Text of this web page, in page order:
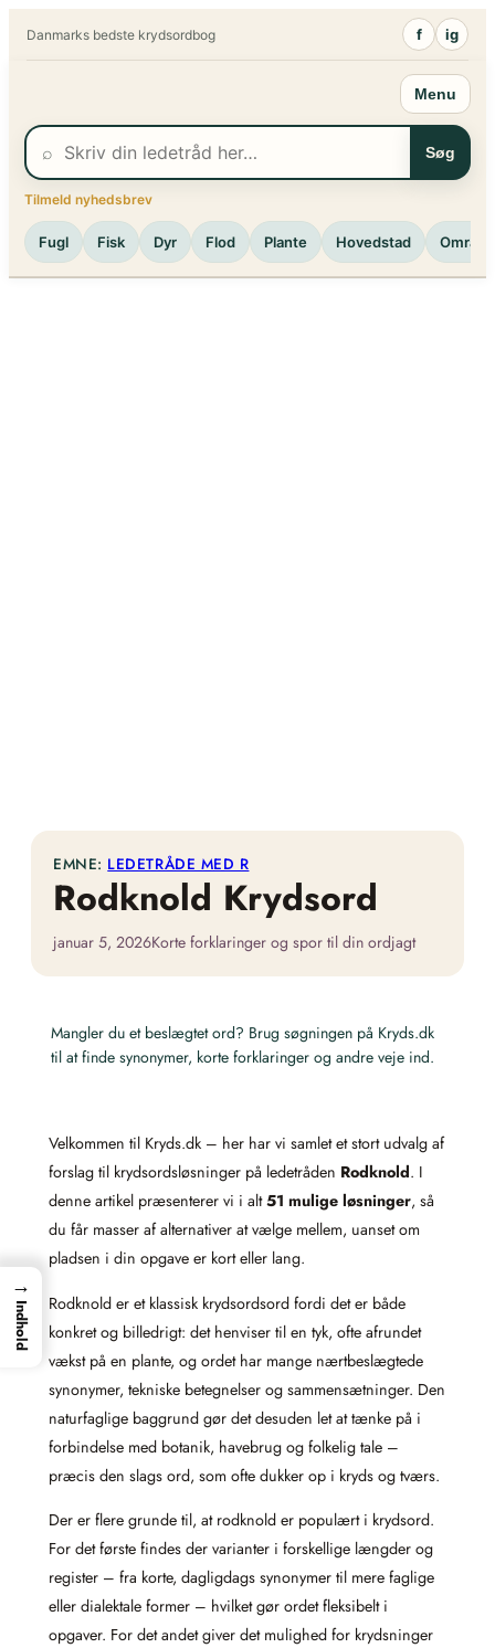
Danmarks bedste krydsordbog f ig
Menu
⌕ Søg
Tilmeld nyhedsbrev
Fugl Fisk Dyr Flod Plante Hovedstad Område
EMNE: LEDETRÅDE MED R
Rodknold Krydsord
januar 5, 2026Korte forklaringer og spor til din ordjagt
Mangler du et beslægtet ord? Brug søgningen på Kryds.dk
til at finde synonymer, korte forklaringer og andre veje ind.
Velkommen til Kryds.dk – her har vi samlet et stort udvalg af
forslag til krydsordsløsninger på ledetråden Rodknold. I
denne artikel præsenterer vi i alt51 mulige løsninger, så
du får masser af alternativer at vælge mellem, uanset om
pladsen i din opgave er kort eller lang.
Rodknold er et klassisk krydsordsord fordi det er både
konkret og billedrigt: det henviser til en tyk, ofte afrundet
vækst på en plante, og ordet har mange nærtbeslægtede
synonymer, tekniske betegnelser og sammensætninger. Den
naturfaglige baggrund gør det desuden let at tænke på i
forbindelse med botanik, havebrug og folkelig tale –
præcis den slags ord, som ofte dukker op i kryds og tværs.
Der er flere grunde til, at rodknold er populært i krydsord.
For det første findes der varianter i forskellige længder og
register – fra korte, dagligdags synonymer til mere faglige
eller dialektale former – hvilket gør ordet fleksibelt i
opgaver. For det andet giver det mulighed for krydsninger
→
Indhold